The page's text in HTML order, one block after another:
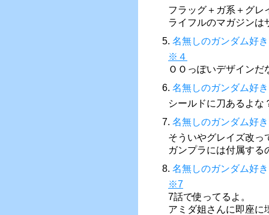
フラッグ＋ガ系＋グレ
ライフルのマガジンは
5. 名無しのガンダム好き
※４
ＯＯっぽいデザイン
6. 名無しのガンダム好き
シールドに刀あるよな
7. 名無しのガンダム好き
そういやグレイズ改っ
ガンプラには付属する
8. 名無しのガンダム好き
※7
7話で使ってるよ。
アミダ姐さんに即座に